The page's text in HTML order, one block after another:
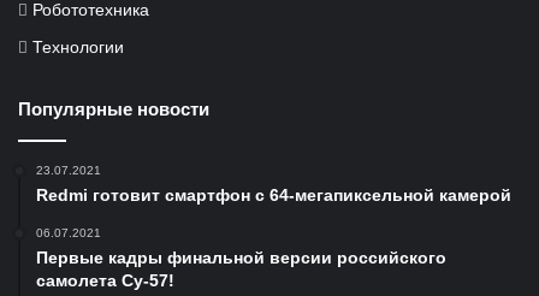
Робототехника
Технологии
Популярные новости
23.07.2021
Redmi готовит смартфон с 64-мегапиксельной камерой
06.07.2021
Первые кадры финальной версии российского
самолета Су-57!